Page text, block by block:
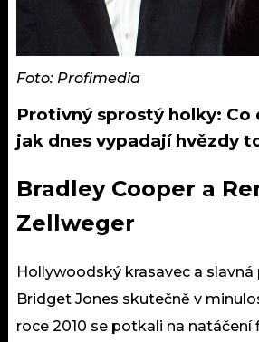
Foto: Profimedia
Protivný sprostý holky: Co
jak dnes vypadají hvězdy
Bradley Cooper a
Zellweger
Hollywoodský krasavec a
Bridget Jones skutečně v
roce 2010 se potkali na